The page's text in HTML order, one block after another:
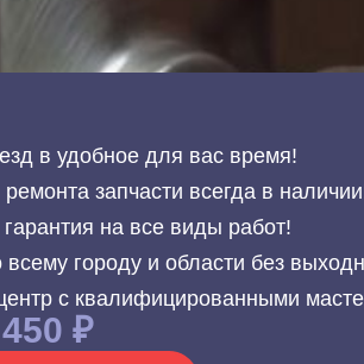
в удобное для вас время!
запчасти всегда в
на все виды работ!
всему городу и области без
с квалифицированными
₽